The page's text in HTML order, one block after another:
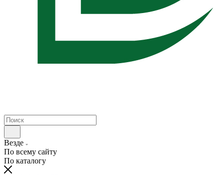
Везде
По всему сайту
По каталогу